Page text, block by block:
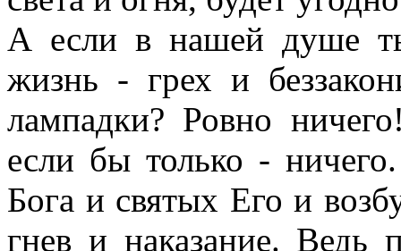
А если в нашей душе
жизнь - грех и
лампадки? Ровно
если бы только -
Бога и святых Его и
гнев и наказание. Ведь